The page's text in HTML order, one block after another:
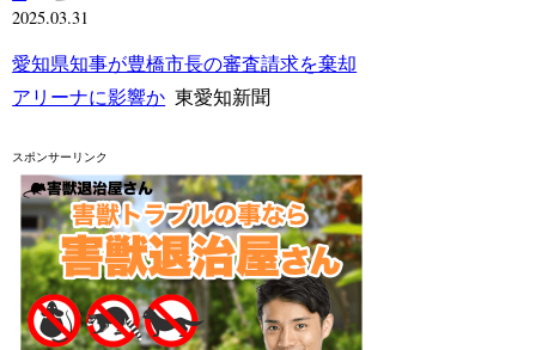
2025.03.31
愛知県知事が豊橋市長の審査請求を棄却
アリーナに影響か 東愛知新聞
スポンサーリンク